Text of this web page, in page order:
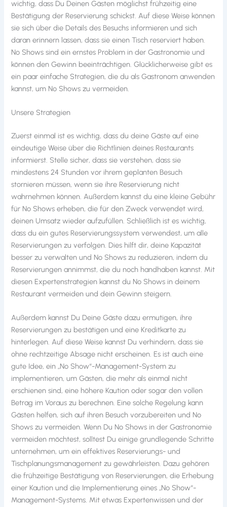
wichtig, dass Du Deinen Gästen möglichst frühzeitig eine
Bestätigung der Reservierung schickst. Auf diese Weise können
sie sich über die Details des Besuchs informieren und sich
daran erinnern lassen, dass sie einen Tisch reserviert haben.
No Shows sind ein ernstes Problem in der Gastronomie und
können den Gewinn beeinträchtigen. Glücklicherweise gibt es
ein paar einfache Strategien, die du als Gastronom anwenden
kannst, um No Shows zu vermeiden.
Unsere Strategien
Zuerst einmal ist es wichtig, dass du deine Gäste auf eine
eindeutige Weise über die Richtlinien deines Restaurants
informierst. Stelle sicher, dass sie verstehen, dass sie
mindestens 24 Stunden vor ihrem geplanten Besuch
stornieren müssen, wenn sie ihre Reservierung nicht
wahrnehmen können. Außerdem kannst du eine kleine Gebühr
für No Shows erheben, die für den Zweck verwendet wird,
deinen Umsatz wieder aufzufüllen. Schließlich ist es wichtig,
dass du ein gutes Reservierungssystem verwendest, um alle
Reservierungen zu verfolgen. Dies hilft dir, deine Kapazität
besser zu verwalten und No Shows zu reduzieren, indem du
Reservierungen annimmst, die du noch handhaben kannst. Mit
diesen Expertenstrategien kannst du No Shows in deinem
Restaurant vermeiden und dein Gewinn steigern.
Außerdem kannst Du Deine Gäste dazu ermutigen, ihre
Reservierungen zu bestätigen und eine Kreditkarte zu
hinterlegen. Auf diese Weise kannst Du verhindern, dass sie
ohne rechtzeitige Absage nicht erscheinen. Es ist auch eine
gute Idee, ein „No Show“-Management-System zu
implementieren, um Gästen, die mehr als einmal nicht
erschienen sind, eine höhere Kaution oder sogar den vollen
Betrag im Voraus zu berechnen. Eine solche Regelung kann
Gästen helfen, sich auf ihren Besuch vorzubereiten und No
Shows zu vermeiden. Wenn Du No Shows in der Gastronomie
vermeiden möchtest, solltest Du einige grundlegende Schritte
unternehmen, um ein effektives Reservierungs- und
Tischplanungsmanagement zu gewährleisten. Dazu gehören
die frühzeitige Bestätigung von Reservierungen, die Erhebung
einer Kaution und die Implementierung eines „No Show“-
Management-Systems. Mit etwas Expertenwissen und der